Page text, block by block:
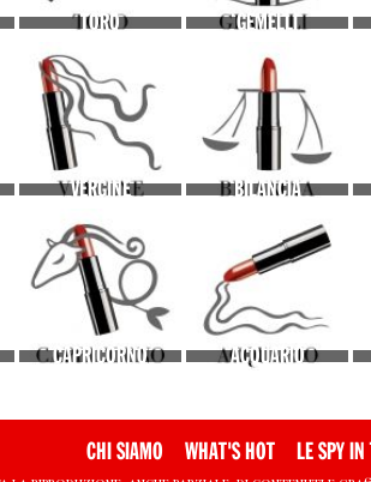
TORO GEMELLI
VERGINE BILANCIA
CAPRICORNO ACQUARIO
CHI SIAMO WHAT'S HOT LE SPY IN